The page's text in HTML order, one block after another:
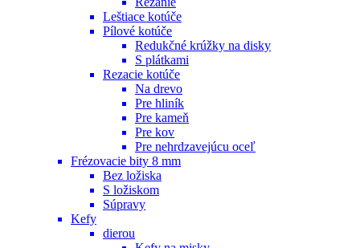
Leštiace kotúče
Pílové kotúče
Redukčné krúžky na disky
S plátkami
Rezacie kotúče
Na drevo
Pre hliník
Pre kameň
Pre kov
Pre nehrdzavejúcu oceľ
Frézovacie bity 8 mm
Bez ložiska
S ložiskom
Súpravy
Kefy
dierou